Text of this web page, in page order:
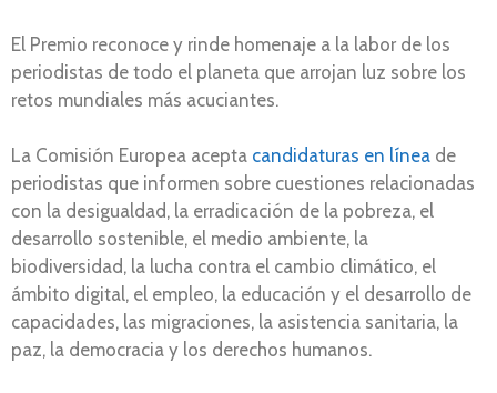
El Premio reconoce y rinde homenaje a la labor de los
periodistas de todo el planeta que arrojan luz sobre los
retos mundiales más acuciantes.
La Comisión Europea acepta candidaturas en línea de
periodistas que informen sobre cuestiones relacionadas
con la desigualdad, la erradicación de la pobreza, el
desarrollo sostenible, el medio ambiente, la
biodiversidad, la lucha contra el cambio climático, el
ámbito digital, el empleo, la educación y el desarrollo de
capacidades, las migraciones, la asistencia sanitaria, la
paz, la democracia y los derechos humanos.